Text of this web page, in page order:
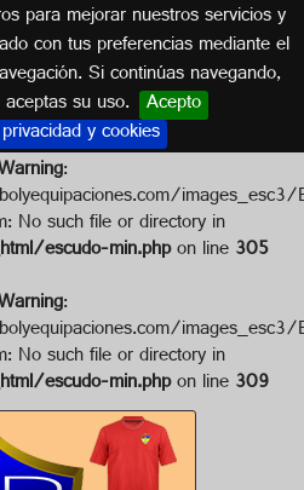
para mejorar nuestros servicios y
con tus preferencias mediante el
Si continúas navegando,
su uso. Acepto
y cookies
GUADIARO
:
No such file or directory in
escudo-min.phpon line305
:
No such file or directory in
escudo-min.phpon line309